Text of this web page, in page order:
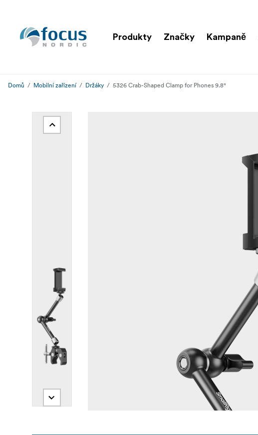
Produkty Značky Kampaně
Domů Mobilní zařízení Držáky 5326 Crab-Shaped Clamp for Phones 9.8"